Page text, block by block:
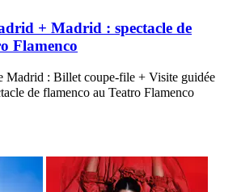
+ Madrid : spectacle de
Flamenco
Madrid : Billet coupe-file + Visite guidée
de flamenco au Teatro Flamenco